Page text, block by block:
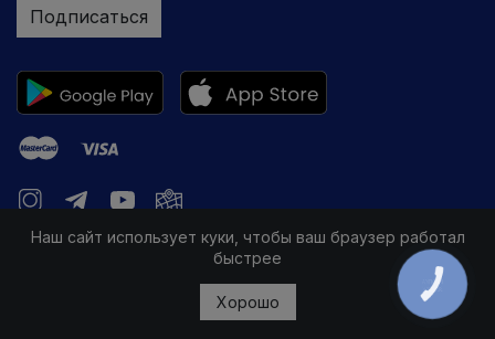
Подписаться
Наш сайт использует куки, чтобы ваш браузер работал
быстрее
Хорошо
КНОПКА
ЗВ'ЯЗКУ